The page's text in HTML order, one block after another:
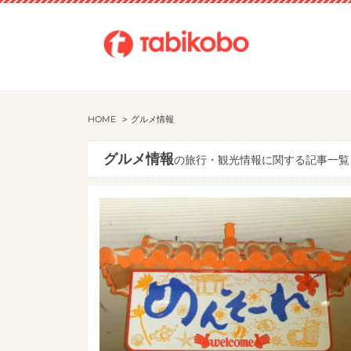
HOME グルメ情報
グルメ情報の旅行・観光情報に関する記事一